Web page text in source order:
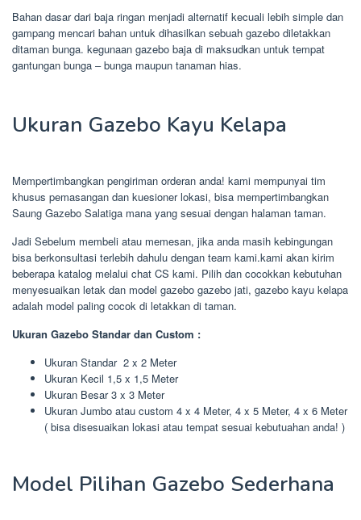
Bahan dasar dari baja ringan menjadi alternatif kecuali lebih simple dan
gampang mencari bahan untuk dihasilkan sebuah gazebo diletakkan
ditaman bunga. kegunaan gazebo baja di maksudkan untuk tempat
gantungan bunga – bunga maupun tanaman hias.
Ukuran Gazebo Kayu Kelapa
Mempertimbangkan pengiriman orderan anda! kami mempunyai tim
khusus pemasangan dan kuesioner lokasi, bisa mempertimbangkan
Saung Gazebo Salatiga mana yang sesuai dengan halaman taman.
Jadi Sebelum membeli atau memesan, jika anda masih kebingungan
bisa berkonsultasi terlebih dahulu dengan team kami.kami akan kirim
beberapa katalog melalui chat CS kami. Pilih dan cocokkan kebutuhan
menyesuaikan letak dan model gazebo gazebo jati, gazebo kayu kelapa
adalah model paling cocok di letakkan di taman.
Ukuran Gazebo Standar dan Custom :
Ukuran Standar 2 x 2 Meter
Ukuran Kecil 1,5 x 1,5 Meter
Ukuran Besar 3 x 3 Meter
Ukuran Jumbo atau custom 4 x 4 Meter, 4 x 5 Meter, 4 x 6 Meter
( bisa disesuaikan lokasi atau tempat sesuai kebutuahan anda! )
Model Pilihan Gazebo Sederhana